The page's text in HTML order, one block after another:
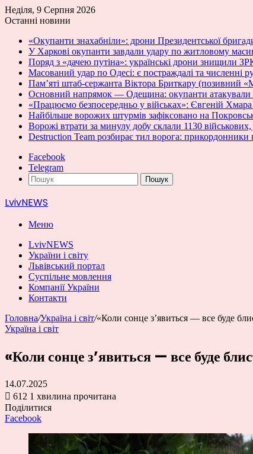
Неділя, 9 Серпня 2026
Останні новини
«Окупанти знахабніли»: дрони Президентської
У Харкові окупанти завдали удару по житловому
Поряд з «дачею путіна»: українські дрони знищили
Масований удар по Одесі: є постраждалі та численні
Пам’яті штаб-сержанта Віктора Бриткару (позивний
Основний напрямок — Одещина: окупанти атакували
«Працюємо безпосередньо у військах»: Євгеній
Найбільше ворожих штурмів зафіксовано на
Ворожі втрати за минулу добу склали 1130
Destruction Team розбирає тил ворога: прикордонники
Facebook
Telegram
Пошук
LvivNEWS
Меню
LvivNEWS
України і світу
Львівський портал
Суспільне мовлення
Компанії України
Контакти
Головна/Україна і світ/«Коли сонце з’явиться — все буде
Україна і світ
«Коли сонце з’явиться — все буде
14.07.2025
612 1 хвилина прочитана
Поділитися
Facebook